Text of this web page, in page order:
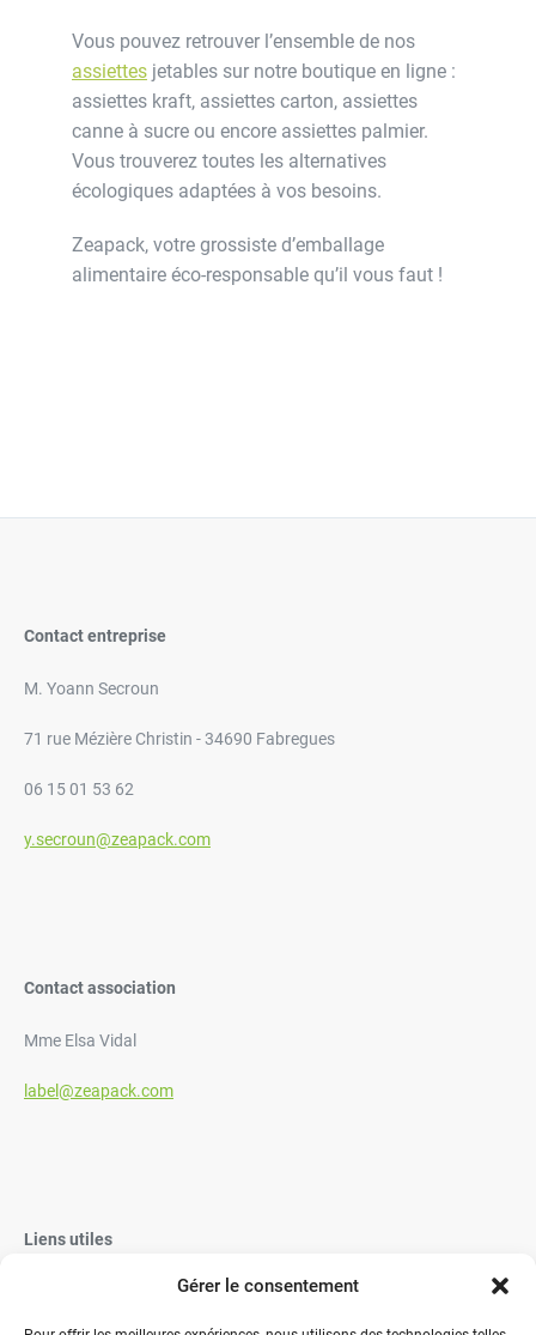
Gérer le consentement
Vous pouvez retrouver l’ensemble de nos
assiettes jetables sur notre boutique en ligne :
assiettes kraft, assiettes carton, assiettes
canne à sucre ou encore assiettes palmier.
Vous trouverez toutes les alternatives
écologiques adaptées à vos besoins.
Zeapack, votre grossiste d’emballage
alimentaire éco-responsable qu’il vous faut !
Contact entreprise
M. Yoann Secroun
71 rue Mézière Christin - 34690 Fabregues
06 15 01 53 62
y.secroun@zeapack.com
Contact association
Mme Elsa Vidal
label@zeapack.com
Liens utiles